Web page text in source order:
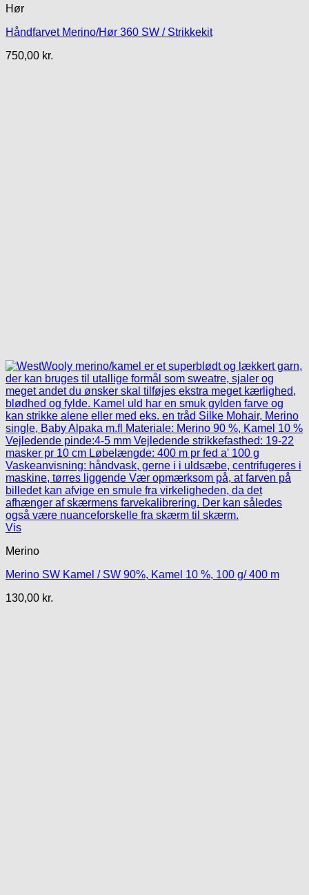
Hør
Håndfarvet Merino/Hør 360 SW / Strikkekit
750,00 kr.
Vis
Merino
Merino SW Kamel / SW 90%, Kamel 10 %, 100 g/ 400 m
130,00 kr.